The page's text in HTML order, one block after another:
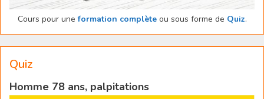
Cours pour uneformation complèteou sous forme de Quiz.
Quiz
Homme 78 ans, palpitations